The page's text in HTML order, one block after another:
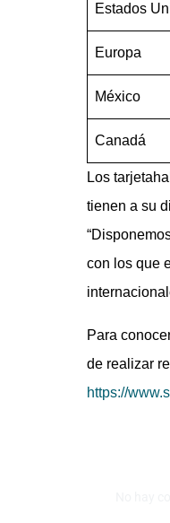
Estados
Europa
México
Canadá
Los
tienen a su
con los que
Para
de realizar
https://